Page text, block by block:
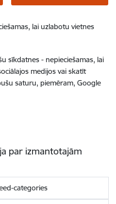
lai uzlabotu vietnes
sīkdatnes - nepieciešamas, lai
medijos vai skatīt
saturu, piemēram, Google
par izmantotajām
categories